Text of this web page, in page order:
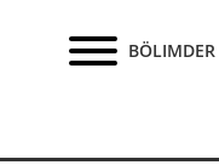
BÖLIMDER